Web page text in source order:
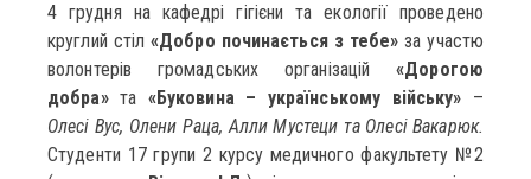
4 грудня на кафедрі гігієни та екології проведено
круглий стіл«Добро починається з тебе» за участю
волонтерів громадських організацій«Дорогою
добра»та «Буковина – українському війську» –
Олесі Вус, Олени Раца, Алли Мустеци та Олесі Вакарюк.
Студенти 17 групи 2 курсу медичного факультету №2